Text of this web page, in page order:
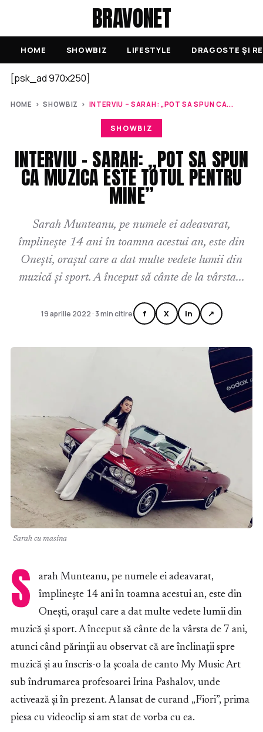
BRAVONET
HOME SHOWBIZ LIFESTYLE DRAGOSTE ȘI
[psk_ad 970x250]
HOME ›SHOWBIZ › INTERVIU – SARAH: „POT SA SPUN CA...
SHOWBIZ
INTERVIU – SARAH: „POT SA SPUN
CA MUZICA ESTE TOTUL PENTRU
MINE”
Sarah Munteanu, pe numele ei adeavarat,
împlinește 14 ani în toamna acestui an, este din
Onești, orașul care a dat multe vedete lumii din
muzică și sport. A început să cânte de la vârsta...
19 aprilie 2022 · 3 min citire f X in ↗
Sarah cu masina
S
arah Munteanu, pe numele ei adeavarat,
împlinește 14 ani în toamna acestui an, este din
Onești, orașul care a dat multe vedete lumii din
muzică și sport. A început să cânte de la vârsta de 7 ani,
atunci când părinții au observat că are înclinații spre
muzică și au înscris-o la școala de canto My Music Art
sub îndrumarea profesoarei Irina Pashalov, unde
activează și în prezent. A lansat de curand „Fiori”, prima
piesa cu videoclip si am stat de vorba cu ea.